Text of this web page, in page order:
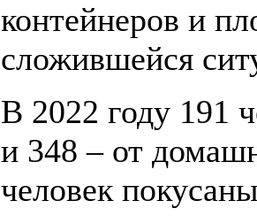
контейнеров и
сложившейся
В 2022 году 191
и 348 – от
человек